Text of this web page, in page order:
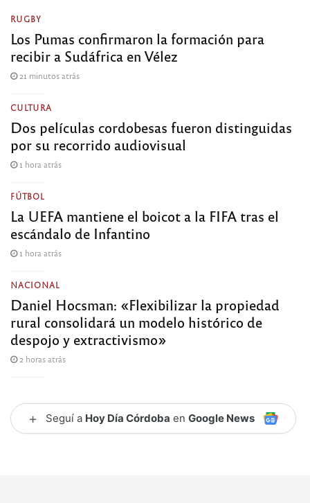
RUGBY
Los Pumas confirmaron la formación para
recibir a Sudáfrica en Vélez
21 minutos atrás
CULTURA
Dos películas cordobesas fueron distinguidas
por su recorrido audiovisual
1 hora atrás
FÚTBOL
La UEFA mantiene el boicot a la FIFA tras el
escándalo de Infantino
1 hora atrás
NACIONAL
Daniel Hocsman: «Flexibilizar la propiedad
rural consolidará un modelo histórico de
despojo y extractivismo»
2 horas atrás
+ Seguí a Hoy Día Córdoba en Google News